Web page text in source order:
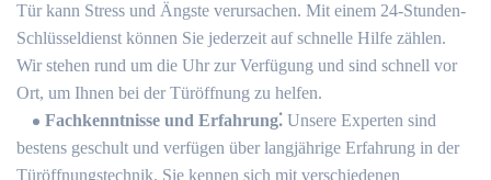
Tür kann Stress und Ängste verursachen.​ Mit einem 24-Stunden-
Schlüsseldienst können Sie jederzeit auf schnelle Hilfe zählen.​
Wir stehen rund um die Uhr zur Verfügung und sind schnell vor
Ort, um Ihnen bei der Türöffnung zu helfen.​
Fachkenntnisse und Erfahrung⁚ Unsere Experten sind
bestens geschult und verfügen über langjährige Erfahrung in der
Türöffnungstechnik.​ Sie kennen sich mit verschiedenen